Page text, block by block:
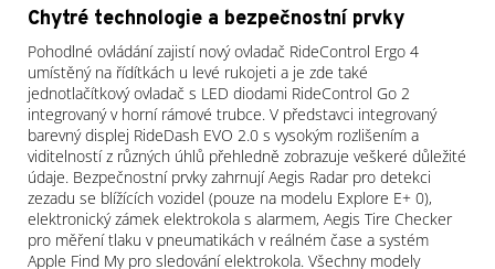
Chytré technologie a bezpečnostní prvky
Pohodlné ovládání zajistí nový ovladač RideControl Ergo 4
umístěný na řídítkách u levé rukojeti a je zde také
jednotlačítkový ovladač s LED diodami RideControl Go 2
integrovaný v horní rámové trubce. V představci integrovaný
barevný displej RideDash EVO 2.0 s vysokým rozlišením a
viditelností z různých úhlů přehledně zobrazuje veškeré důležité
údaje. Bezpečnostní prvky zahrnují Aegis Radar pro detekci
zezadu se blížících vozidel (pouze na modelu Explore E+ 0),
elektronický zámek elektrokola s alarmem, Aegis Tire Checker
pro měření tlaku v pneumatikách v reálném čase a systém
Apple Find My pro sledování elektrokola. Všechny modely